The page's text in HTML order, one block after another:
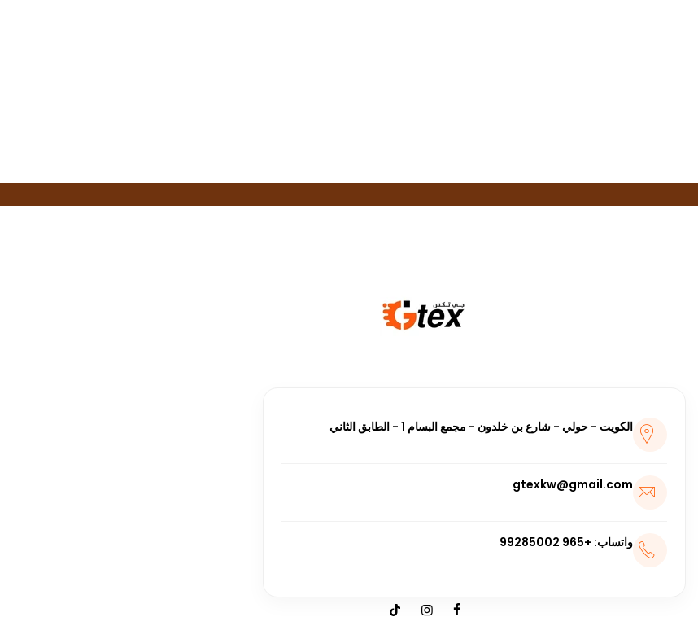
الكويت - حولي - شارع بن خلدون - مجمع البسام 1 - الطابق الثاني
gtexkw@gmail.com
واتساب: +965 99285002